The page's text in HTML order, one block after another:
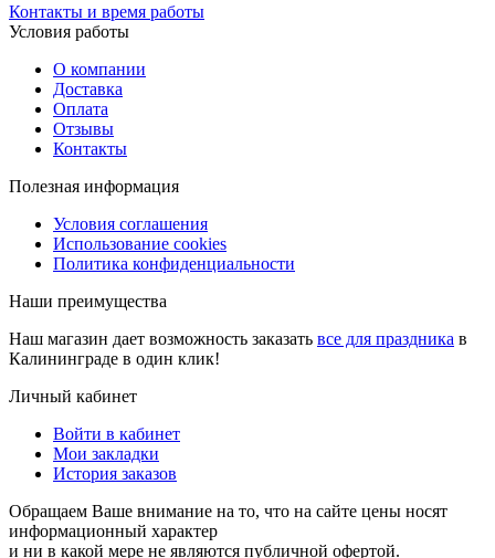
Контакты и время работы
Условия работы
О компании
Доставка
Оплата
Отзывы
Контакты
Полезная информация
Условия соглашения
Использование cookies
Политика конфиденциальности
Наши преимущества
Наш магазин дает возможность заказать все для праздника в
Калининграде в один клик!
Личный кабинет
Войти в кабинет
Мои закладки
История заказов
Обращаем Ваше внимание на то, что на сайте цены носят
информационный характер
и ни в какой мере не являются публичной офертой.